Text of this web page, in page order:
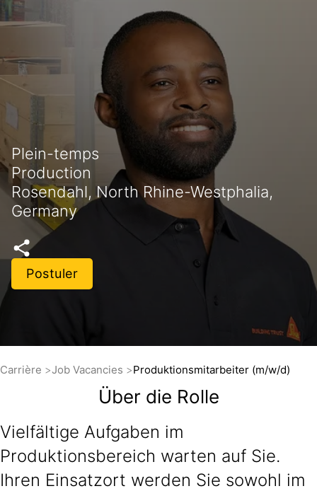
Plein-temps
Production
Rosendahl, North Rhine-Westphalia,
Germany
Postuler
Carrière Job Vacancies Produktionsmitarbeiter (m/w/d)
Über die Rolle
Vielfältige Aufgaben im
Produktionsbereich warten auf Sie.
Ihren Einsatzort werden Sie sowohl im